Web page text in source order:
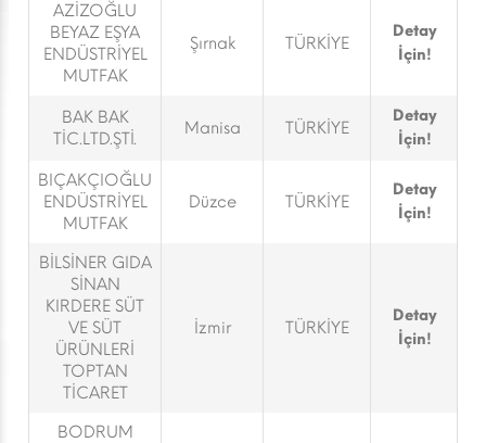
AZİZOĞLU
BEYAZ EŞYA
ENDÜSTRİYEL
MUTFAK
Şırnak TÜRKİYE
Detay
İçin!
BAK BAK
TİC.LTD.ŞTİ.
Manisa TÜRKİYE
Detay
İçin!
BIÇAKÇIOĞLU
ENDÜSTRİYEL
MUTFAK
Düzce TÜRKİYE
Detay
İçin!
BİLSİNER GIDA
SİNAN
KIRDERE SÜT
VE SÜT
ÜRÜNLERİ
TOPTAN
TİCARET
İzmir TÜRKİYE
Detay
İçin!
BODRUM